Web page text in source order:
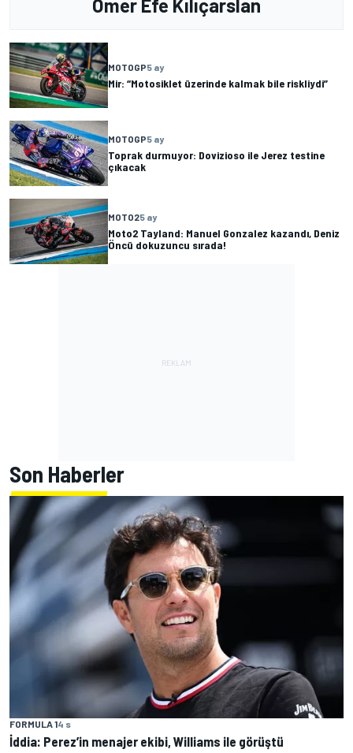
Ömer Efe Kılıçarslan
MOTOGP5 ay
Mir: “Motosiklet üzerinde kalmak bile riskliydi”
MOTOGP5 ay
Toprak durmuyor: Dovizioso ile Jerez testine
çıkacak
MOTO25 ay
Moto2 Tayland: Manuel Gonzalez kazandı, Deniz
Öncü dokuzuncu sırada!
Son Haberler
FORMULA 14 s
İddia: Perez’in menajer ekibi, Williams ile görüştü